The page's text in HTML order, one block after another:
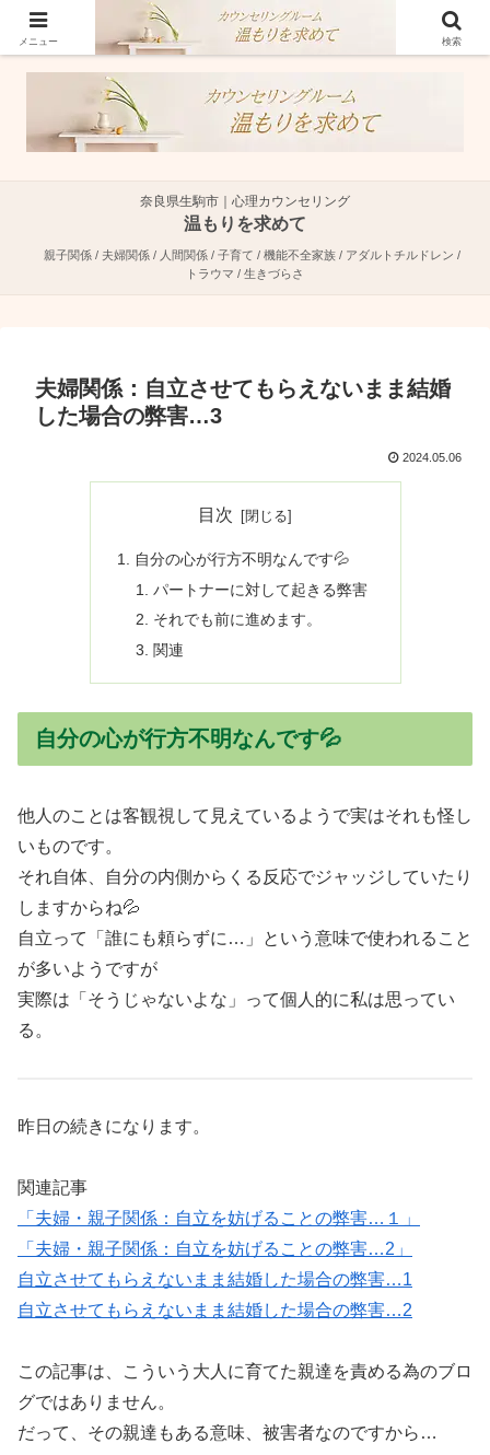
奈良県生駒市で親子関係・夫婦関係・人間関係に特化した心理カウンセラーで
す。
奈良県生駒市｜心理カウンセリング
温もりを求めて
親子関係 / 夫婦関係 / 人間関係 / 子育て / 機能不全家族 / アダルトチルドレン /
トラウマ / 生きづらさ
夫婦関係：自立させてもらえないまま結婚
した場合の弊害…3
2024.05.06
目次
自分の心が行方不明なんです💦
パートナーに対して起きる弊害
それでも前に進めます。
関連
自分の心が行方不明なんです💦
他人のことは客観視して見えているようで実はそれも怪し
いものです。
それ自体、自分の内側からくる反応でジャッジしていたり
しますからね💦
自立って「誰にも頼らずに…」という意味で使われること
が多いようですが
実際は「そうじゃないよな」って個人的に私は思ってい
る。
昨日の続きになります。
関連記事
「夫婦・親子関係：自立を妨げることの弊害…１」
「夫婦・親子関係：自立を妨げることの弊害…2」
自立させてもらえないまま結婚した場合の弊害…1
自立させてもらえないまま結婚した場合の弊害…2
この記事は、こういう大人に育てた親達を責める為のブロ
グではありません。
だって、その親達もある意味、被害者なのですから…
メニュー 検索